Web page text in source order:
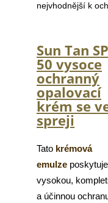
nejvhodnější k
Sun Tan
50 vysoce
ochranný
opalovací
krém se
spreji
Tato krémová
emulze poskytuje
vysokou,
a účinnou